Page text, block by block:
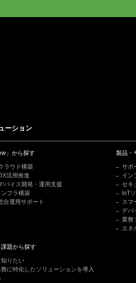
ーション
」から探す
ラウド構築
活用推進
バイス開発・運用支援
ンフラ構築
合運用サポート
製品・
サポ
イン
セキ
IoT
スマ
デバ
業務
エネ
題から探す
りたい
に特化したソリューションを導入